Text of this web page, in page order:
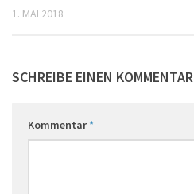
1. MAI 2018
SCHREIBE EINEN KOMMENTAR
Kommentar*